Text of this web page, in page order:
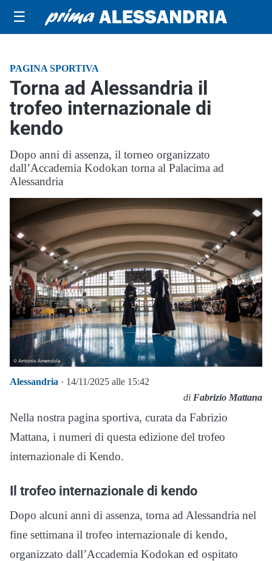
☰
PAGINA SPORTIVA
Torna ad Alessandria il
trofeo internazionale di
kendo
Dopo anni di assenza, il torneo organizzato
dall’Accademia Kodokan torna al Palacima ad
Alessandria
Alessandria · 14/11/2025 alle 15:42
di Fabrizio Mattana
Nella nostra pagina sportiva, curata da Fabrizio
Mattana, i numeri di questa edizione del trofeo
internazionale di Kendo.
Il trofeo internazionale di kendo
Dopo alcuni anni di assenza, torna ad Alessandria nel
fine settimana il trofeo internazionale di kendo,
organizzato dall’Accademia Kodokan ed ospitato